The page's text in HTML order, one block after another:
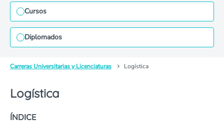
Cursos
Diplomados
Carreras Universitarias y Licenciaturas Logística
Logística
ÍNDICE